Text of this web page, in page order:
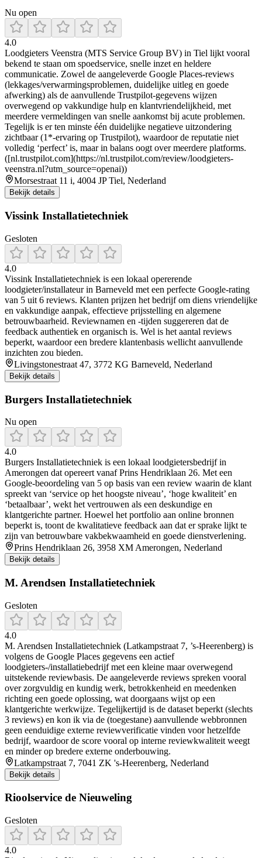
Nu open
4.0
Loodgieters Veenstra (MTS Service Group BV) in Tiel lijkt vooral
bekend te staan om spoedservice, snelle inzet en heldere
communicatie. Zowel de aangeleverde Google Places-reviews
(lekkages/verwarmingsproblemen, duidelijke uitleg en goede
afwerking) als de aanvullende Trustpilot-gegevens wijzen
overwegend op vakkundige hulp en klantvriendelijkheid, met
meerdere vermeldingen van snelle aankomst bij acute problemen.
Tegelijk is er ten minste één duidelijke negatieve uitzondering
zichtbaar (1*-ervaring op Trustpilot), waardoor de reputatie niet
volledig ‘perfect’ is, maar in balans oogt over meerdere platforms.
([nl.trustpilot.com](https://nl.trustpilot.com/review/loodgieters-
veenstra.nl?utm_source=openai))
Morsestraat 11 i, 4004 JP Tiel, Nederland
Bekijk details
Vissink Installatietechniek
Gesloten
4.0
Vissink Installatietechniek is een lokaal opererende
loodgieter/installateur in Barneveld met een perfecte Google-rating
van 5 uit 6 reviews. Klanten prijzen het bedrijf om diens vriendelijke
en vakkundige aanpak, effectieve prijsstelling en algemene
betrouwbaarheid. Reviewnamen en -tijden suggereren dat de
feedback authentiek en organisch is. Wel is het aantal reviews
beperkt, waardoor een bredere klantenbasis wellicht aanvullende
inzichten zou bieden.
Livingstonestraat 47, 3772 KG Barneveld, Nederland
Bekijk details
Burgers Installatietechniek
Nu open
4.0
Burgers Installatietechniek is een lokaal loodgietersbedrijf in
Amerongen dat opereert vanaf Prins Hendriklaan 26. Met een
Google-beoordeling van 5 op basis van een review waarin de klant
spreekt van ‘service op het hoogste niveau’, ‘hoge kwaliteit’ en
‘betaalbaar’, wekt het vertrouwen als een deskundige en
klantgerichte partner. Hoewel het portfolio aan online bronnen
beperkt is, toont de kwalitatieve feedback aan dat er sprake lijkt te
zijn van betrouwbare vakbekwaamheid en goede dienstverlening.
Prins Hendriklaan 26, 3958 XM Amerongen, Nederland
Bekijk details
M. Arendsen Installatietechniek
Gesloten
4.0
M. Arendsen Installatietechniek (Latkampstraat 7, ’s-Heerenberg) is
volgens de Google Places gegevens een actief
loodgieters-/installatiebedrijf met een kleine maar overwegend
uitstekende reviewbasis. De aangeleverde reviews spreken vooral
over zorgvuldig en kundig werk, betrokkenheid en meedenken
richting een goede oplossing, wat doorgaans wijst op een
klantgerichte werkwijze. Tegelijkertijd is de dataset beperkt (slechts
3 reviews) en kon ik via de (toegestane) aanvullende webbronnen
geen eenduidige externe reviewverificatie vinden voor hetzelfde
bedrijf, waardoor de score vooral op interne reviewkwaliteit weegt
en minder op bredere externe onderbouwing.
Latkampstraat 7, 7041 ZK 's-Heerenberg, Nederland
Bekijk details
Rioolservice de Nieuweling
Gesloten
4.0